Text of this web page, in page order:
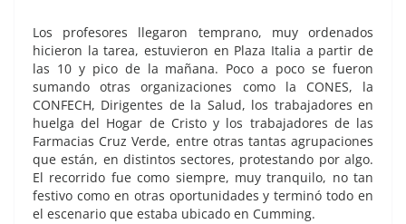
Los profesores llegaron temprano, muy ordenados
hicieron la tarea, estuvieron en Plaza Italia a partir de
las 10 y pico de la mañana. Poco a poco se fueron
sumando otras organizaciones como la CONES, la
CONFECH, Dirigentes de la Salud, los trabajadores en
huelga del Hogar de Cristo y los trabajadores de las
Farmacias Cruz Verde, entre otras tantas agrupaciones
que están, en distintos sectores, protestando por algo.
El recorrido fue como siempre, muy tranquilo, no tan
festivo como en otras oportunidades y terminó todo en
el escenario que estaba ubicado en Cumming.